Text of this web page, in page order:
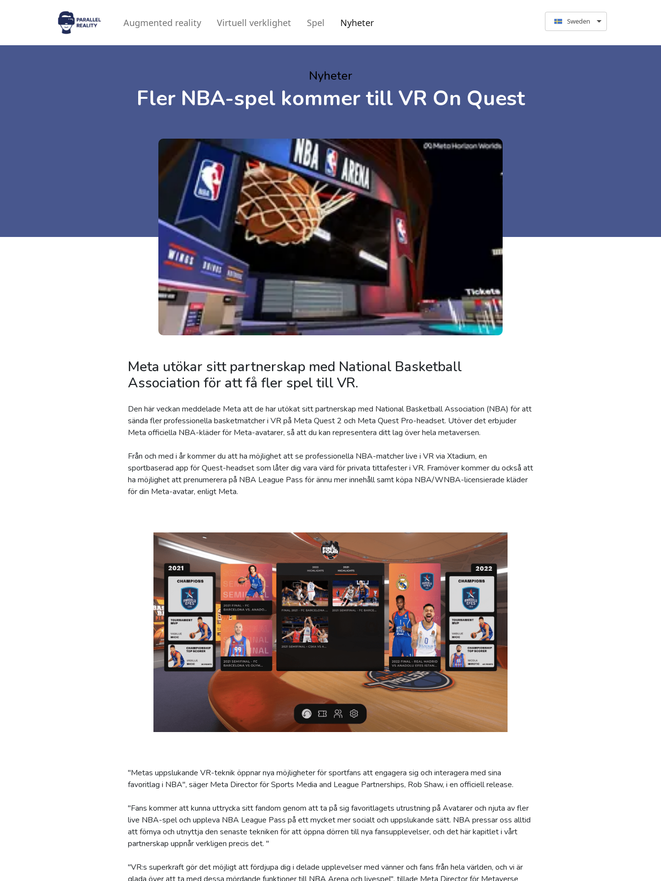
Augmented reality Virtuell verklighet Spel Nyheter Sweden
Nyheter
Fler NBA-spel kommer till VR On Quest
Meta utökar sitt partnerskap med National Basketball
Association för att få fler spel till VR.
Den här veckan meddelade Meta att de har utökat sitt partnerskap med National Basketball Association (NBA) för att
sända fler professionella basketmatcher i VR på Meta Quest 2 och Meta Quest Pro-headset. Utöver det erbjuder
Meta officiella NBA-kläder för Meta-avatarer, så att du kan representera ditt lag över hela metaversen.
Från och med i år kommer du att ha möjlighet att se professionella NBA-matcher live i VR via Xtadium, en
sportbaserad app för Quest-headset som låter dig vara värd för privata tittafester i VR. Framöver kommer du också att
ha möjlighet att prenumerera på NBA League Pass för ännu mer innehåll samt köpa NBA/WNBA-licensierade kläder
för din Meta-avatar, enligt Meta.
"Metas uppslukande VR-teknik öppnar nya möjligheter för sportfans att engagera sig och interagera med sina
favoritlag i NBA", säger Meta Director för Sports Media and League Partnerships, Rob Shaw, i en officiell release.
"Fans kommer att kunna uttrycka sitt fandom genom att ta på sig favoritlagets utrustning på Avatarer och njuta av fler
live NBA-spel och uppleva NBA League Pass på ett mycket mer socialt och uppslukande sätt. NBA pressar oss alltid
att förnya och utnyttja den senaste tekniken för att öppna dörren till nya fansupplevelser, och det här kapitlet i vårt
partnerskap uppnår verkligen precis det. "
"VR:s superkraft gör det möjligt att fördjupa dig i delade upplevelser med vänner och fans från hela världen, och vi är